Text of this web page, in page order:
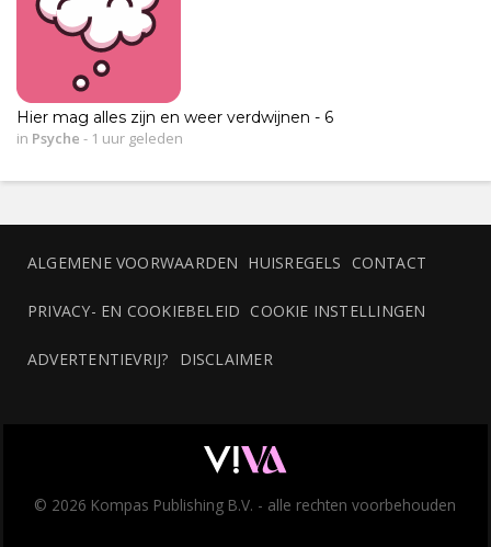
Hier mag alles zijn en weer verdwijnen - 6
in Psyche - 1 uur geleden
ALGEMENE VOORWAARDEN HUISREGELS CONTACT
PRIVACY- EN COOKIEBELEID COOKIE INSTELLINGEN
ADVERTENTIEVRIJ? DISCLAIMER
© 2026 Kompas Publishing B.V. - alle rechten voorbehouden